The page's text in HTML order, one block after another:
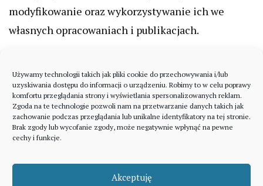
Używamy technologii takich jak pliki cookie do przechowywania i/lub
uzyskiwania dostępu do informacji o urządzeniu. Robimy to w celu poprawy
komfortu przeglądania strony i wyświetlania spersonalizowanych reklam.
Zgoda na te technologie pozwoli nam na przetwarzanie danych takich jak
zachowanie podczas przeglądania lub unikalne identyfikatory na tej stronie.
Brak zgody lub wycofanie zgody, może negatywnie wpłynąć na pewne
cechy i funkcje.
Akceptuję
modyfikowanie oraz wykorzystywanie ich we
własnych opracowaniach i publikacjach.